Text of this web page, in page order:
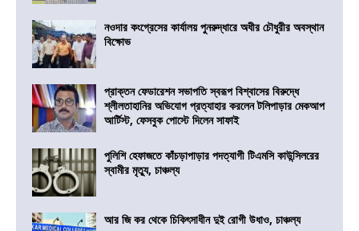
নওদার কংগ্রেসের কার্যালয় পুনরুদ্ধারে অধীর চৌধুরীর অবস্থান
বিক্ষোভ
প্রাক্তন ফেডারেশন সভাপতি স্বরূপ বিশ্বাসের বিরুদ্ধে
শ্লীলতাহানির অভিযোগ প্রত্যাহার করলেন টলিপাড়ার মেকআপ
আর্টিস্ট, ফেসবুক পোস্টে দিলেন সাফাই
পুলিশি হেফাজতে কাঁচড়াপাড়ার পদত্যাগী টিএমসি কাউন্সিলরের
স্বামীর মৃত্যু, চাঞ্চল্য
আর জি কর থেকে চিকিৎসাধীন দুই রোগী উধাও, চাঞ্চল্য